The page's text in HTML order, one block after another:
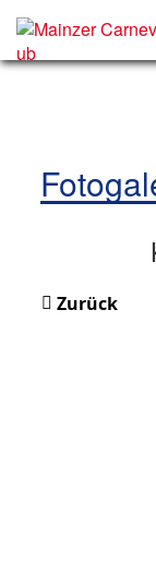
Zurück